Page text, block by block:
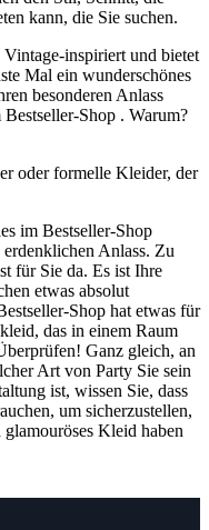
kann, die Sie suchen.
inspiriert und bietet
Mal ein wunderschönes
besonderen Anlass
Shop . Warum?
oder formelle Kleider, der
im Bestseller-Shop
Anlass. Zu
für Sie da. Es ist Ihre
etwas absolut
Shop hat etwas für
das in einem Raum
Ganz gleich, an
Art von Party Sie sein
ist, wissen Sie, dass
um sicherzustellen,
glamouröses Kleid haben